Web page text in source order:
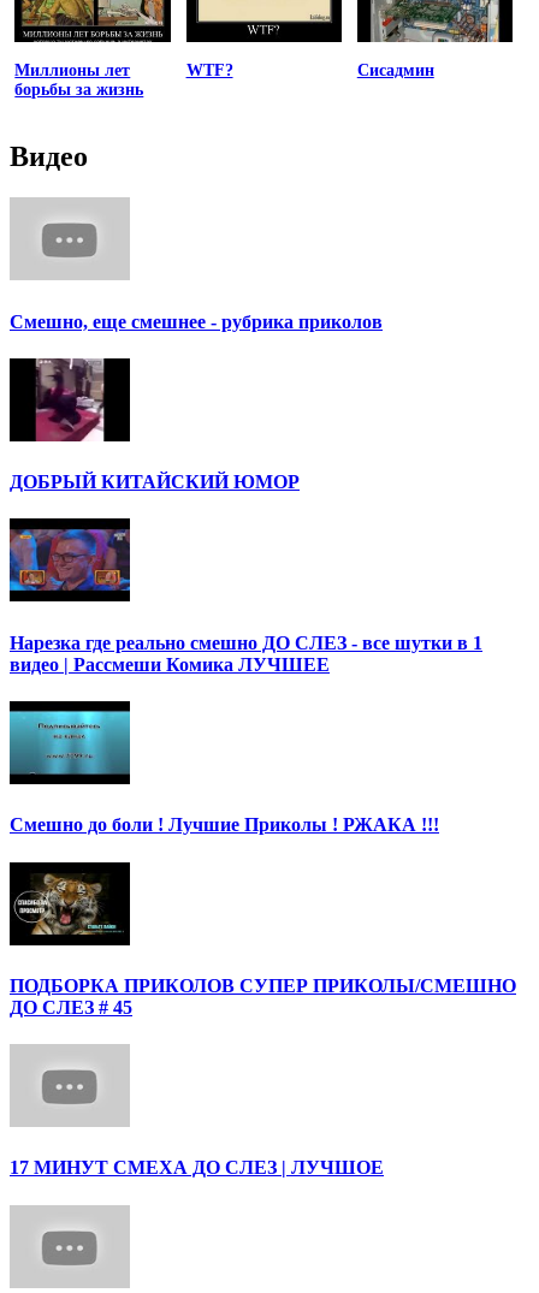
Миллионы лет
борьбы за жизнь
WTF? Сисадмин
Видео
Смешно, еще смешнее - рубрика приколов
ДОБРЫЙ КИТАЙСКИЙ ЮМОР
Нарезка где реально смешно ДО СЛЕЗ - все шутки в 1
видео | Рассмеши Комика ЛУЧШЕЕ
Смешно до боли ! Лучшие Приколы ! РЖАКА !!!
ПОДБОРКА ПРИКОЛОВ СУПЕР ПРИКОЛЫ/СМЕШНО
ДО СЛЕЗ # 45
17 МИНУТ СМЕХА ДО СЛЕЗ | ЛУЧШОЕ